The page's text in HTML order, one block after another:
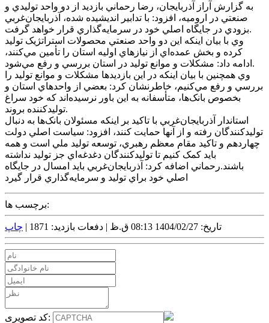
به گزارش آراز آذربايجان، رضا رحماني بازديد از دو واحد توليدي و
صنعتي در اروميه، افزود: با تدابير انديشيده شده، آذربايجان‌غربي
بزودي در جايگاه اصلي خود در سرمايه‌گذاري قرار خواهد گرفت.
وي با بيان اينکه اين دو واحد صنعتي محصولات استراتژيک توليد
کرده و بخش عمده‌اي از نيازهاي اوليه استان را تأمين مي‌کنند،
ادامه داد: مشکلات و موانع توليد در استان بررسي و رفع مي‌شود.
وي همچنين با بيان اينکه در اين بازديدها مشکلات و موانع توليد را
بررسي و رفع مي‌کنيم، خاطرنشان کرد: بعضي از واحدهاي استان و
بخصوص بانک‌ها، متأسفانه به اين باور نرسيده‌اند که خود سراغ
توليدکننده بروند.
استاندار آذربايجان‌غربي با تاکيد بر اينکه مسئولان بانک‌ها به دنبال
توليدکنندگان رفته و از آنها حمايت کنند، افزود: سياست اصلي دولت
چهاردهم و تاکيد مقام معظم رهبري، توسعه توليد ملي است و همه
بايد کمک کنيم تا توليدکنندگان دغدغه‌اي جز توليد نداشته
باشند.رحماني اضافه کرد: آذربايجان‌غربي بايد امسال در جايگاه
اصلي خود براي توليد و سرمايه‌گذاري قرار گيرد
برچسب ها:
تاریخ: 1404/02/27 08:13 ق.ظ | دفعات بازدید: 1871 | چاپ
کد تصویری: